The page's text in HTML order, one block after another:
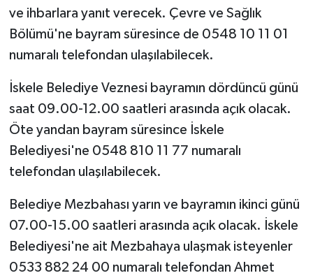
ve ihbarlara yanıt verecek. Çevre ve Sağlık
Bölümü'ne bayram süresince de 0548 10 11 01
numaralı telefondan ulaşılabilecek.
İskele Belediye Veznesi bayramın dördüncü günü
saat 09.00-12.00 saatleri arasında açık olacak.
Öte yandan bayram süresince İskele
Belediyesi'ne 0548 810 11 77 numaralı
telefondan ulaşılabilecek.
Belediye Mezbahası yarın ve bayramın ikinci günü
07.00-15.00 saatleri arasında açık olacak. İskele
Belediyesi'ne ait Mezbahaya ulaşmak isteyenler
0533 882 24 00 numaralı telefondan Ahmet